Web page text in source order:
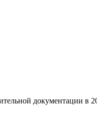
документации в